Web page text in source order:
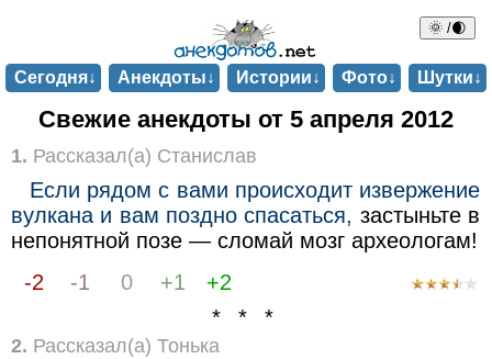
🌞 /🌒
Сегодня↓ Анекдоты↓ Истории↓ Фото↓ Шутки↓
Свежие анекдоты от 5 апреля 2012
1. Рассказал(а) Станислав
Если рядом с вами происходит извержение
вулкана и вам поздно спасаться, застыньте в
непонятной позе — сломай мозг археологам!
-2
-1 0 +1
+2
* * *
2. Рассказал(а) Тонька